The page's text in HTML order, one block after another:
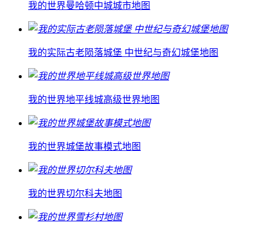
我的世界曼哈顿中城城市地图
我的实际古老陨落城堡 中世纪与奇幻城堡地图
我的世界地平线城高级世界地图
我的世界城堡故事模式地图
我的世界切尔科夫地图